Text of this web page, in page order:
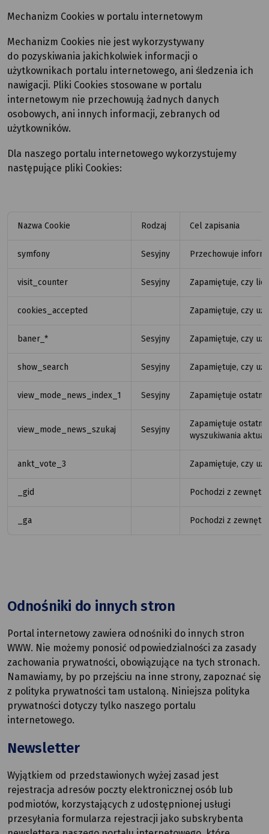
Mechanizm Cookies w portalu internetowym
Mechanizm Cookies nie jest wykorzystywany
do pozyskiwania jakichkolwiek informacji o
użytkownikach portalu internetowego, ani śledzenia ich
nawigacji. Pliki Cookies stosowane w portalu
internetowym nie przechowują żadnych danych
osobowych, ani innych informacji, zebranych od
użytkowników.
Dla naszego portalu internetowego wykorzystujemy
następujące pliki Cookies:
Nazwa Cookie Rodzaj Cel zapisania
symfony Sesyjny Przechowuje
visit_counter Sesyjny Zapamiętuje, czy
cookies_accepted Zapamiętuje, czy
baner_* Sesyjny Zapamiętuje, czy
show_search Sesyjny Zapamiętuje, czy
view_mode_news_index_1 Sesyjny Zapamiętuje
view_mode_news_szukaj Sesyjny
Zapamiętuje
wyszukiwania
ankt_vote_3 Zapamiętuje, czy
_gid Pochodzi z
_ga Pochodzi z
Odnośniki do innych stron
Portal internetowy zawiera odnośniki do innych stron
WWW. Nie możemy ponosić odpowiedzialności za zasady
zachowania prywatności, obowiązujące na tych stronach.
Namawiamy, by po przejściu na inne strony, zapoznać się
z polityka prywatności tam ustaloną. Niniejsza polityka
prywatności dotyczy tylko naszego portalu
internetowego.
Newsletter
Wyjątkiem od przedstawionych wyżej zasad jest
rejestracja adresów poczty elektronicznej osób lub
podmiotów, korzystających z udostępnionej usługi
przesyłania formularza rejestracji jako subskrybenta